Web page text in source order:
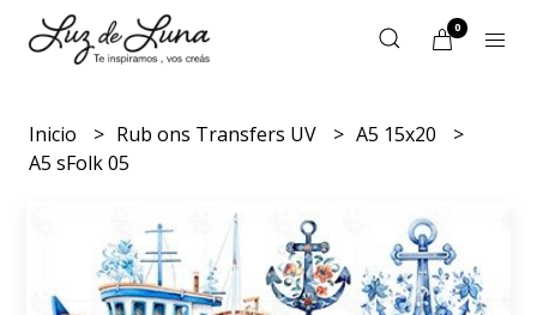
0
Inicio Rub ons Transfers UV
A5 15x20
A5 sFolk 05